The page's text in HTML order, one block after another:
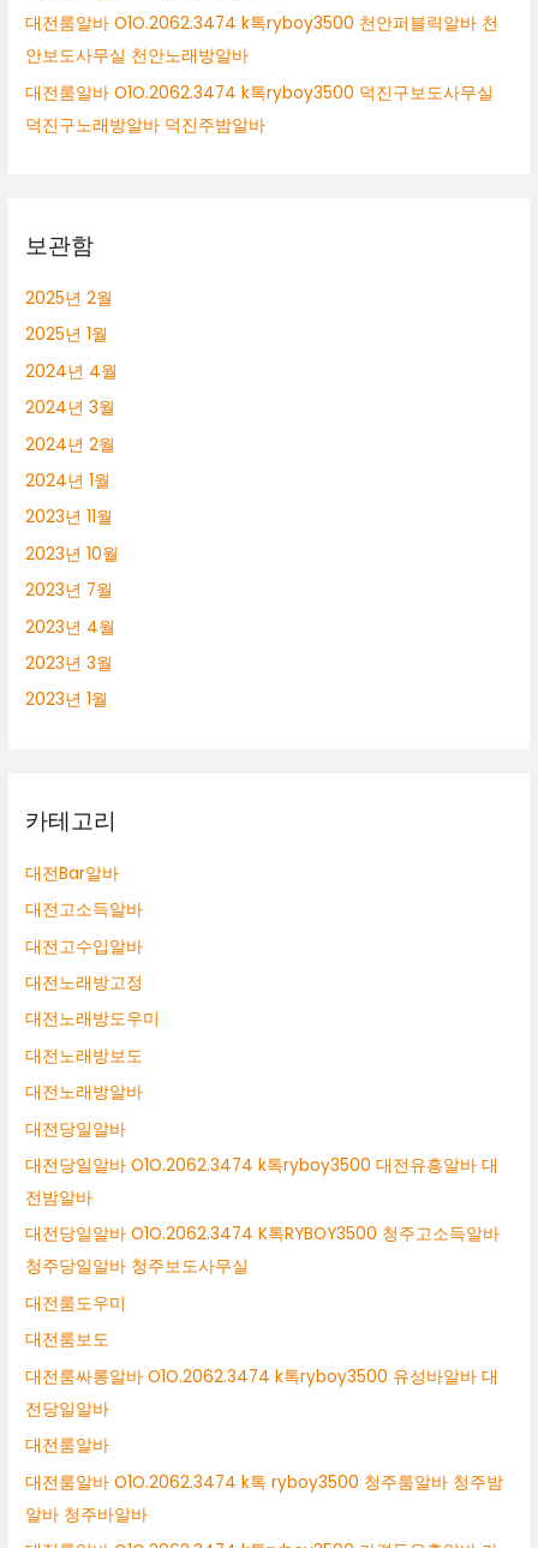
안
노
래
알
대전룸알바 O1O.2062.3474 k톡ryboy3500 천안퍼블릭알바 천
안보도사무실 천안노래방알바
대전룸알바 O1O.2062.3474 k톡ryboy3500 덕진구보도사무실
덕진구노래방알바 덕진주밤알바
보관함
2025년 2월
2025년 1월
2024년 4월
2024년 3월
2024년 2월
2024년 1월
2023년 11월
2023년 10월
2023년 7월
2023년 4월
2023년 3월
2023년 1월
카테고리
대전Bar알바
대전고소득알바
대전고수입알바
대전노래방고정
대전노래방도우미
대전노래방보도
대전노래방알바
대전당일알바
대전당일알바 O1O.2062.3474 k톡ryboy3500 대전유흥알바 대
전밤알바
대전당일알바 O1O.2062.3474 K톡RYBOY3500 청주고소득알바
청주당일알바 청주보도사무실
대전룸도우미
대전룸보도
대전룸싸롱알바 O1O.2062.3474 k톡ryboy3500 유성바알바 대
전당일알바
대전룸알바
대전룸알바 O1O.2062.3474 k톡 ryboy3500 청주룸알바 청주밤
알바 청주바알바